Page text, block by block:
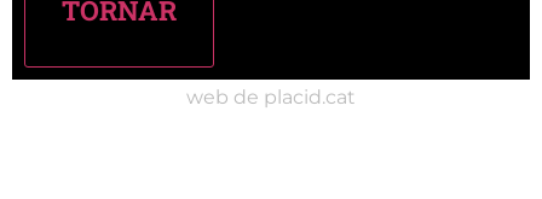
web de placid.cat